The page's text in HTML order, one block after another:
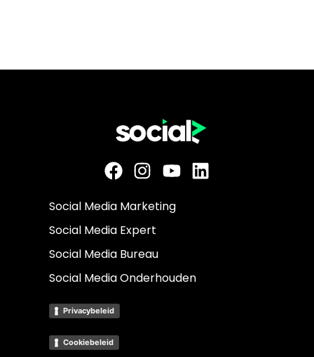
Social Media Marketing
Social Media Expert
Social Media Bureau
Social Media Onderhouden
Privacybeleid
Cookiebeleid